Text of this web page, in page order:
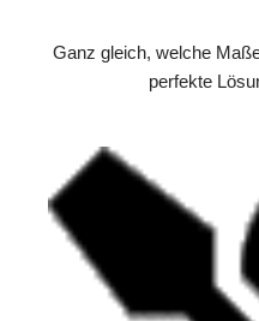
Ganz gleich, welche
perfekte